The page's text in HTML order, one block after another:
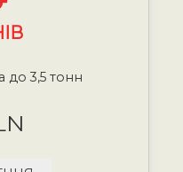
до 3,5 тонн